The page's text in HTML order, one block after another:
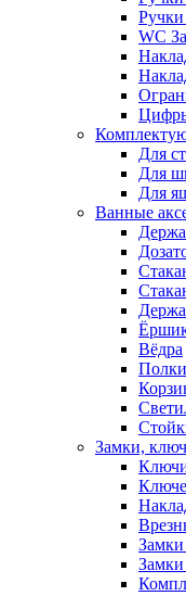
WC
Для
Для
Для
Ванные
Вёдра
Замки,
Замки